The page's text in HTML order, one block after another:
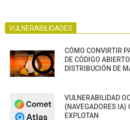
VULNERABILIDADES
CÓMO CONVIRTIR
DE CÓDIGO
DISTRIBUCIÓN DE
VULNERABILIDAD
(NAVEGADORES IA)
EXPLOTAN